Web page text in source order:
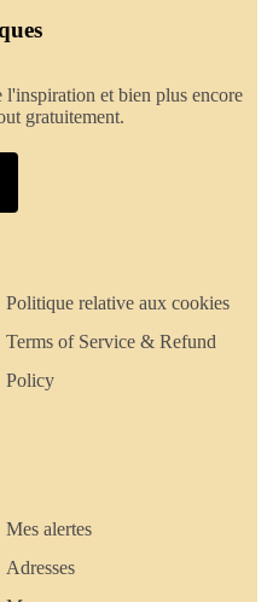
l'inspiration et bien plus encore
gratuitement.
Politique relative aux cookies
Terms of Service & Refund
Policy
Mes alertes
Adresses